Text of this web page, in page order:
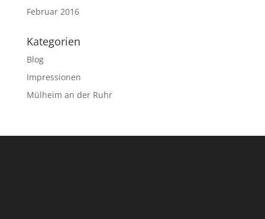
Februar 2016
Kategorien
Blog
Impressionen
Mülheim an der Ruhr